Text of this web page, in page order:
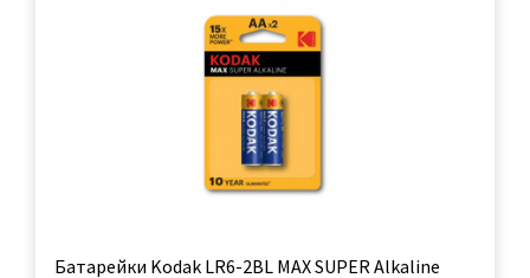
Батарейки Kodak LR6-2BL MAX SUPER Alkaline